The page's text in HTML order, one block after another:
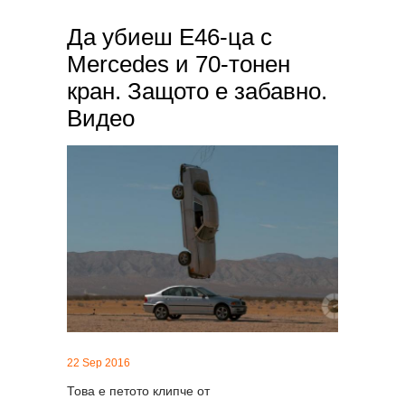
Да убиеш E46-ца с
Mercedes и 70-тонен
кран. Защото е забавно.
Видео
22 Sep 2016
Това е петото клипче от